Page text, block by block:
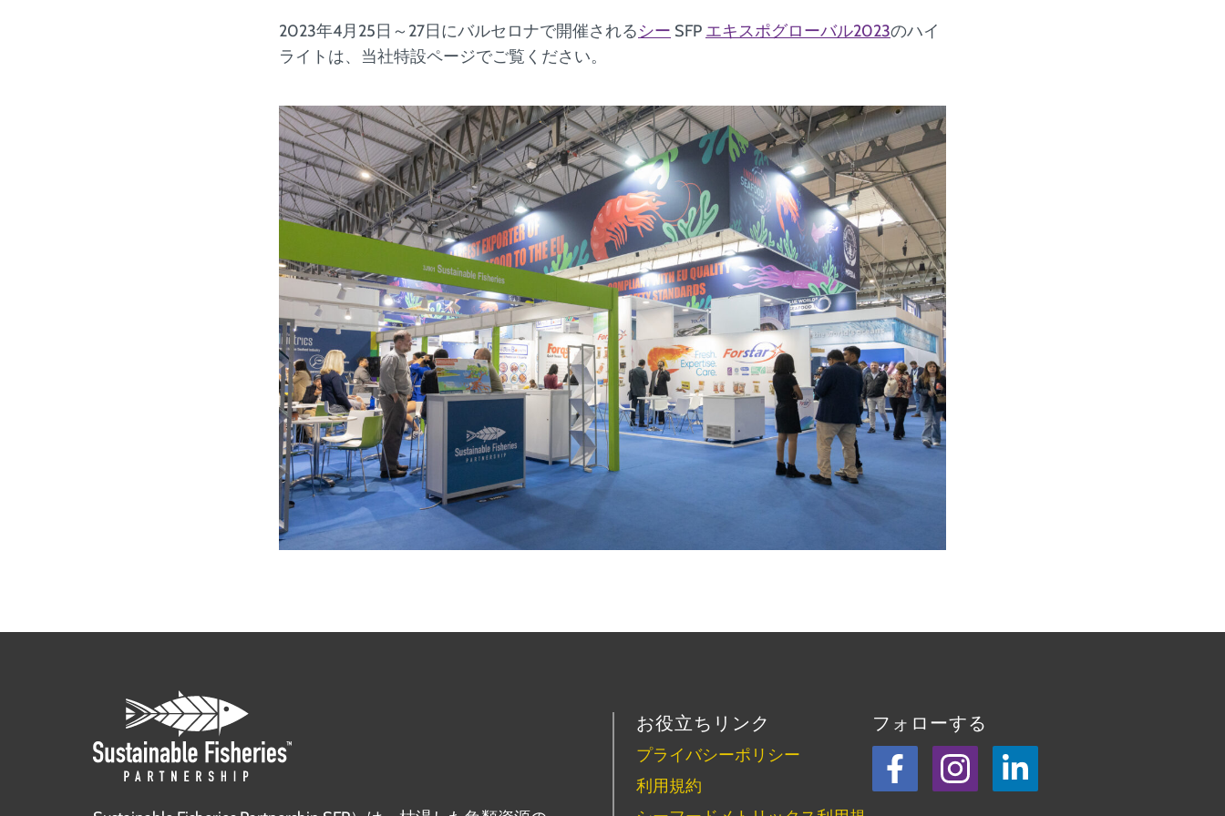
2023年4月25日～27日にバルセロナで開催されるシー SFP エキスポグローバル2023のハイ
ライトは、当社特設ページでご覧ください。
お役立ちリンク
プライバシーポリシー
利用規約
フォローする
フェイスブック
Instagram
LinkedIn